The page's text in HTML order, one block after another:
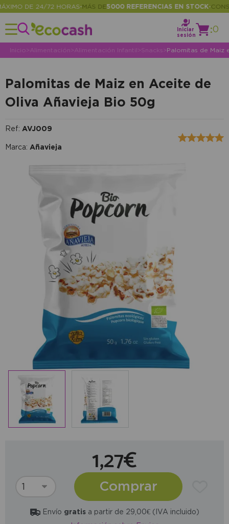
DE 24/72 HORAS•MÁS DE 5000 REFERENCIAS EN STOCK•
Iniciar
sesión
:0
Inicio> Alimentación> Alimentación Infantil>Snacks >Palomitas de Maiz
Palomitas de Maiz en Aceite de
Oliva Añavieja Bio 50g
Ref: AVJ009
Marca: Añavieja
1,27€
Comprar
Envío gratisa partir de 29,00€ (IVA incluido)